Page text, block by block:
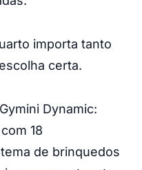
importa tanto
certa.
Dynamic:
18
de brinquedos